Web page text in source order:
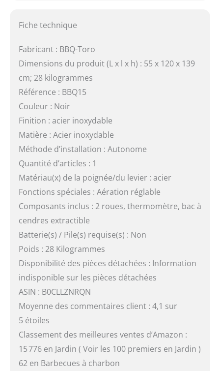
Fiche technique
Fabricant : BBQ-Toro
Dimensions du produit (L x l x h) : 55 x 120 x 139
cm; 28 kilogrammes
Référence : BBQ15
Couleur : Noir
Finition : acier inoxydable
Matière : Acier inoxydable
Méthode d’installation : Autonome
Quantité d’articles : 1
Matériau(x) de la poignée/du levier : acier
Fonctions spéciales : Aération réglable
Composants inclus : 2 roues, thermomètre, bac à
cendres extractible
Batterie(s) / Pile(s) requise(s) : Non
Poids : 28 Kilogrammes
Disponibilité des pièces détachées : Information
indisponible sur les pièces détachées
ASIN : B0CLLZNRQN
Moyenne des commentaires client : 4,1 sur
5 étoiles
Classement des meilleures ventes d’Amazon :
15 776 en Jardin ( Voir les 100 premiers en Jardin )
62 en Barbecues à charbon